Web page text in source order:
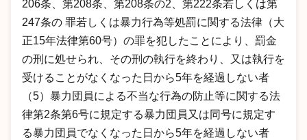
206条、第208条、第208条の2、第222条若しくは第
247条の 罪若しくは暴力行為等処罰に関する法律（大
正15年法律第60号）の罪を犯したことにより、罰金
の刑に処せられ、その刑の執行を終わり、又は執行を
受けることがなくなった日から5年を経過しない者
（5）暴力団員による不当な行為の防止等に関する法
律第2条第6号に規定する暴力団員又は同号に規定す
る暴力団員でなくなった日から5年を経過しない者